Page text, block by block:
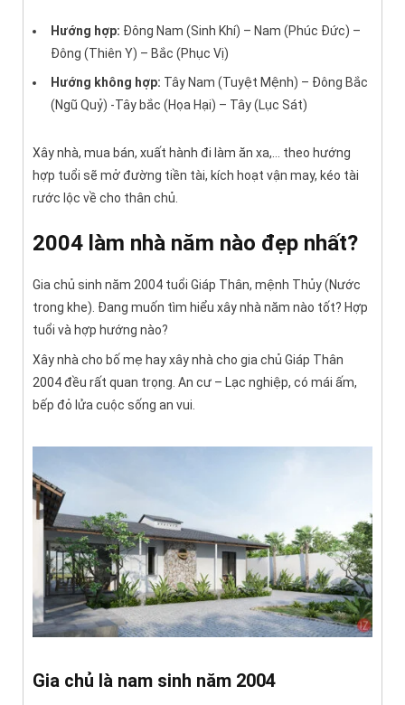
Hướng hợp: Đông Nam (Sinh Khí) – Nam (Phúc Đức) –
Đông (Thiên Y) – Bắc (Phục Vị)
Hướng không hợp: Tây Nam (Tuyệt Mệnh) – Đông Bắc
(Ngũ Quỷ) -Tây bắc (Họa Hại) – Tây (Lục Sát)
Xây nhà, mua bán, xuất hành đi làm ăn xa,… theo hướng
hợp tuổi sẽ mở đường tiền tài, kích hoạt vận may, kéo tài
rước lộc về cho thân chủ.
2004 làm nhà năm nào đẹp nhất?
Gia chủ sinh năm 2004 tuổi Giáp Thân, mệnh Thủy (Nước
trong khe). Đang muốn tìm hiểu xây nhà năm nào tốt? Hợp
tuổi và hợp hướng nào?
Xây nhà cho bố mẹ hay xây nhà cho gia chủ Giáp Thân
2004 đều rất quan trọng. An cư – Lạc nghiệp, có mái ấm,
bếp đỏ lửa cuộc sống an vui.
Gia chủ là nam sinh năm 2004